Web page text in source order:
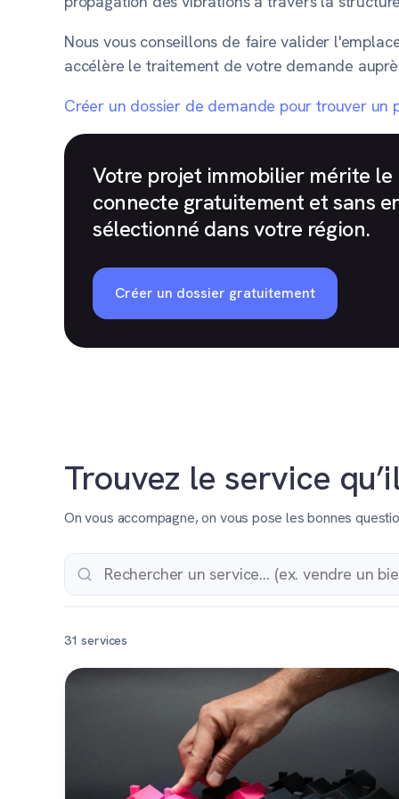
Nous vous conseillons de faire valider
accélère le traitement de votre demande
Créer un dossier de demande pour trouver un
Votre projet immobilier mérite
connecte gratuitement et sans
sélectionné dans votre région.
Créer un dossier gratuitement
Trouvez le service
On vous accompagne, on vous pose les bonnes
31 services